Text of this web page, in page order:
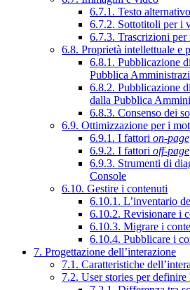
6.7.1. Testo
6.7.2. Sottotitoli per i
6.7.3. Trascrizioni per
6.8. Proprietà intellettuale e
6.8.1. Pubblicazione
Pubblica
6.8.2. Pubblicazione
dalla Pubblica
6.8.3. Consenso dei
6.9. Ottimizzazione per i
6.9.1. I fattori on-page
6.9.2. I fattori off-page
6.9.3. Strumenti di
Console
6.10. Gestire i contenuti
6.10.1. L’inventario
6.10.2. Revisionare i
6.10.3. Migrare i
6.10.4. Pubblicare i
7. Progettazione dell’interazione
7.1. Caratteristiche
7.2. User stories per definire